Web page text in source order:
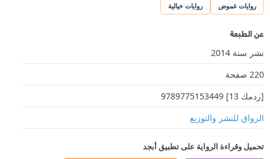
روايات غموض روايات خيالية
عن الطبعة
نشر سنة 2014
220 صفحة
[ردمك 13] 9789775153449
الرواق للنشر والتوزيع
تحميل وقراءة الرواية على تطبيق أبجد